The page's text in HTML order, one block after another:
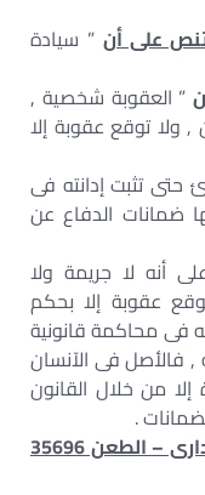
” سيادة
” العقوبة شخصية ,
, ولا توقع عقوبة إلا
حتى تثبت إدانته فى
ضمانات الدفاع عن
أنه لا جريمة ولا
عقوبة إلا بحكم
فى محاكمة قانونية
فالأصل فى الآنسان
إلا من خلال القانون
.
( فى هذا المعنى محكمة القضاء الإدارى – الطعن 35696